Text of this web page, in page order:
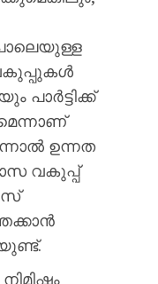
പാർട്ടിക്ക്
ഉന്നത
വകുപ്പ്